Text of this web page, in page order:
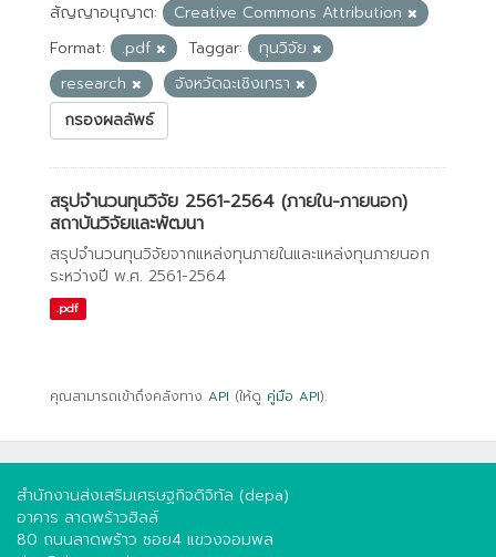
สัญญาอนุญาต:
Creative Commons Attribution
Format:
.pdf Taggar:
ทุนวิจัย
research
จังหวัดฉะเชิงเทรา
กรองผลลัพธ์
สรุปจำนวนทุนวิจัย 2561-2564 (ภายใน-ภายนอก)
สถาบันวิจัยและพัฒนา
สรุปจำนวนทุนวิจัยจากแหล่งทุนภายในและแหล่งทุนภายนอก
ระหว่างปี พ.ศ. 2561-2564
.pdf
คุณสามารถเข้าถึงคลังทาง API (ให้ดู คู่มือ API).
สำนักงานส่งเสริมเศรษฐกิจดิจิทัล (depa)
อาคาร ลาดพร้าวฮิลล์
80 ถนนลาดพร้าว ซอย4 แขวงจอมพล